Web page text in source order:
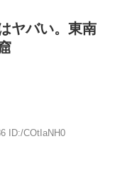
ヤバい。東南
ID:/COtIaNH0